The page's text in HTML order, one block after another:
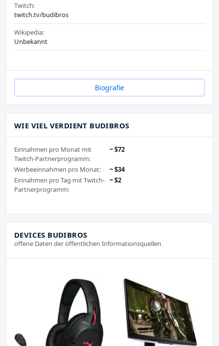
Twitch:
twitch.tv/budibros
Wikipedia:
Unbekannt
Biografie
WIE VIEL VERDIENT BUDIBROS
Einnahmen pro Monat mit
Twitch-Partnerprogramm:
~ $72
Werbeeinnahmen pro Monat:
~ $34
Einnahmen pro Tag mit Twitch-
Partnerprogramm:
~ $2
DEVICES BUDIBROS
offene Daten der öffentlichen Informationsquellen